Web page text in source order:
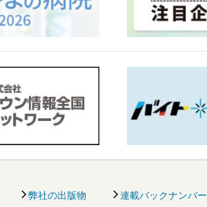
弊社の出版物 連載バックナンバー